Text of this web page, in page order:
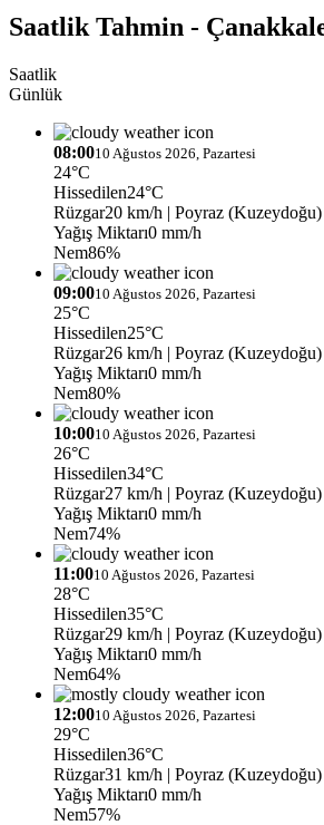
Saatlik Tahmin -
Saatlik
Günlük
08:0010 Ağustos 2026, Pazartesi
24°C
Hissedilen24°C
Rüzgar20 km/h | Poyraz (Kuzeydoğu)
Yağış Miktarı0 mm/h
Nem86%
09:0010 Ağustos 2026, Pazartesi
25°C
Hissedilen25°C
Rüzgar26 km/h | Poyraz (Kuzeydoğu)
Yağış Miktarı0 mm/h
Nem80%
10:0010 Ağustos 2026, Pazartesi
26°C
Hissedilen34°C
Rüzgar27 km/h | Poyraz (Kuzeydoğu)
Yağış Miktarı0 mm/h
Nem74%
11:0010 Ağustos 2026, Pazartesi
28°C
Hissedilen35°C
Rüzgar29 km/h | Poyraz (Kuzeydoğu)
Yağış Miktarı0 mm/h
Nem64%
12:0010 Ağustos 2026, Pazartesi
29°C
Hissedilen36°C
Rüzgar31 km/h | Poyraz (Kuzeydoğu)
Yağış Miktarı0 mm/h
Nem57%